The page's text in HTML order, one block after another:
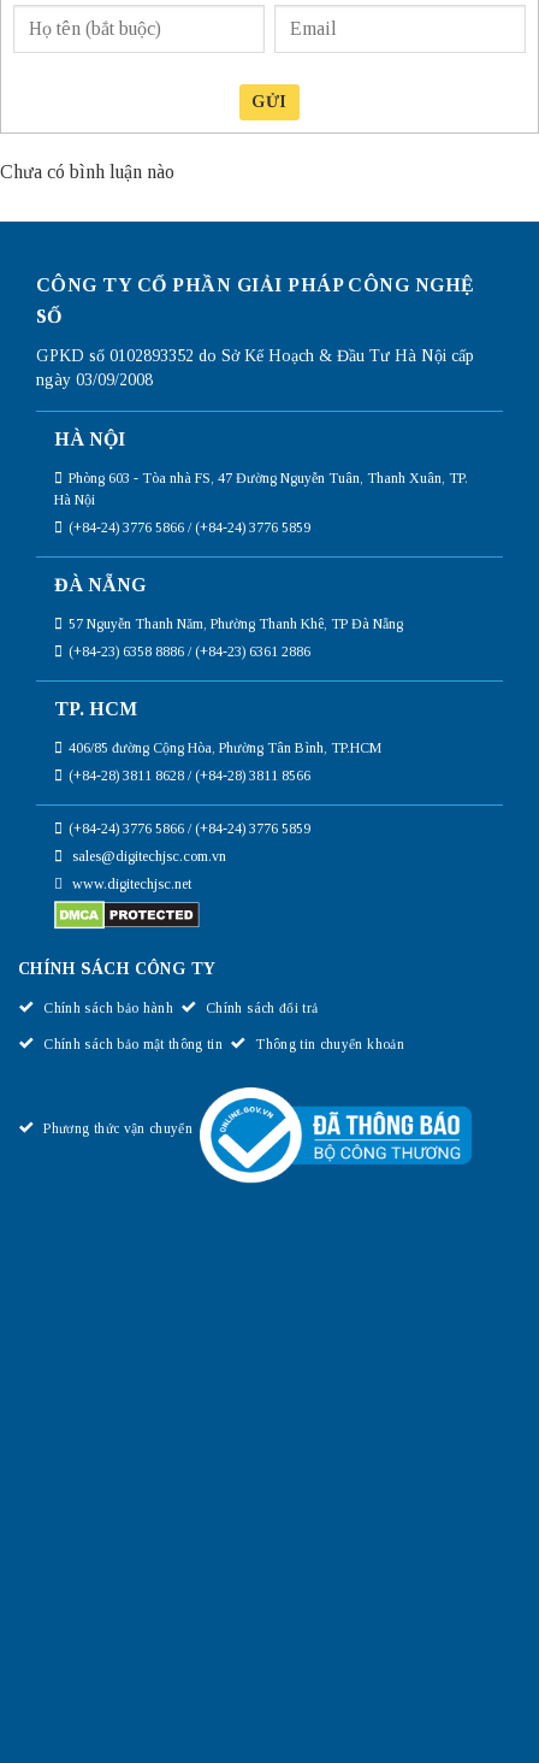
GỬI
Chưa có bình luận nào
CÔNG TY CỔ PHẦN GIẢI PHÁP CÔNG NGHỆ
SỐ
GPKD số 0102893352 do Sở Kế Hoạch & Đầu Tư Hà Nội cấp
ngày 03/09/2008
HÀ NỘI
Phòng 603 - Tòa nhà FS, 47 Đường Nguyễn Tuân, Thanh Xuân, TP.
Hà Nội
(+84-24) 3776 5866 / (+84-24) 3776 5859
ĐÀ NẴNG
57 Nguyễn Thanh Năm, Phường Thanh Khê, TP Đà Nẵng
(+84-23) 6358 8886 / (+84-23) 6361 2886
TP. HCM
406/85 đường Cộng Hòa, Phường Tân Bình, TP.HCM
(+84-28) 3811 8628 / (+84-28) 3811 8566
(+84-24) 3776 5866 / (+84-24) 3776 5859
sales@digitechjsc.com.vn
www.digitechjsc.net
CHÍNH SÁCH CÔNG TY
Chính sách bảo hành Chính sách đổi trả
Chính sách bảo mật thông tin Thông tin chuyển khoản
Phương thức vận chuyển